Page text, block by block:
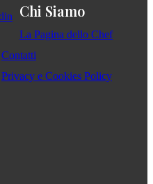
Chi Siamo
La Pagina dello Chef
Contatti
Privacy e Cookies Policy